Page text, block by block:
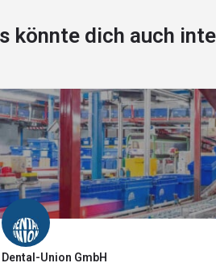
könnte dich auch
Dental-Union GmbH